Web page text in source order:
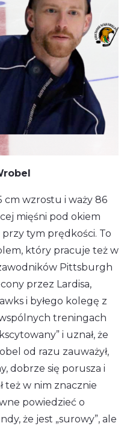
cm wzrostu i waży 86
mięśni pod okiem
tym prędkości. To
który pracuje też w
Pittsburgh
przez Lardisa,
i byłego kolegę z
treningach
i uznał, że
od razu zauważył,
dobrze się porusza i
też w nim znacznie
powiedzieć o
że jest „surowy”, ale